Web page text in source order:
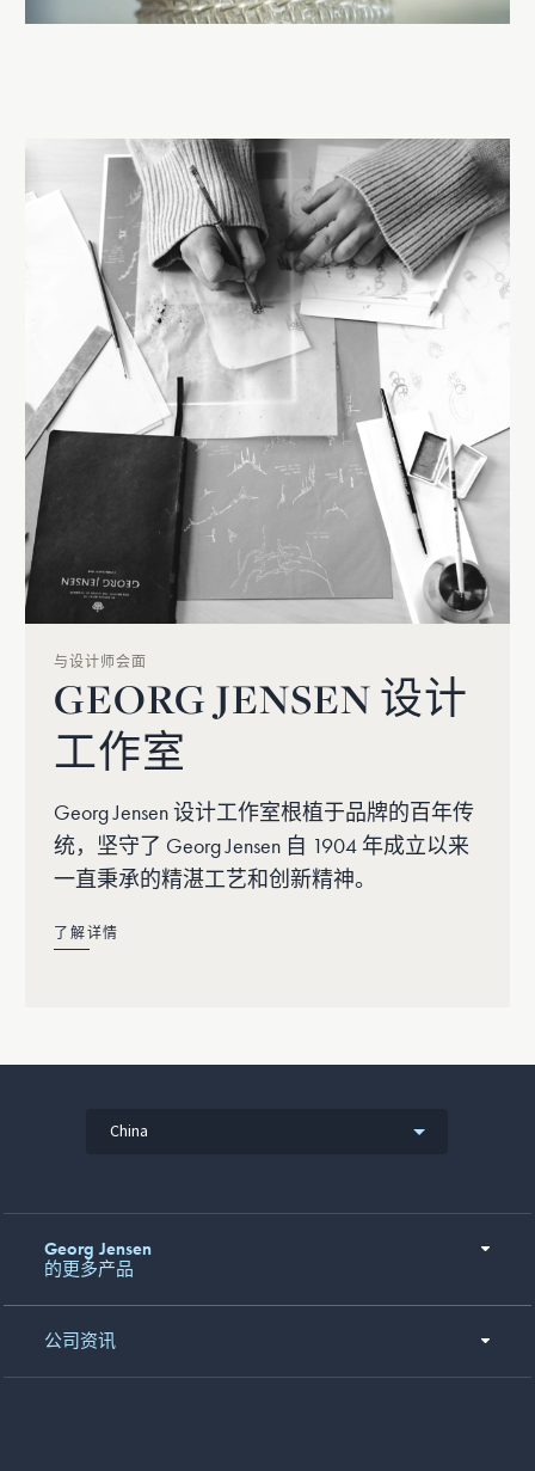
与设计师会面
GEORG JENSEN 设计
工作室
Georg Jensen 设计工作室根植于品牌的百年传
统，坚守了 Georg Jensen 自 1904 年成立以来
一直秉承的精湛工艺和创新精神。
了解详情
China
Georg Jensen
的更多产品
公司资讯